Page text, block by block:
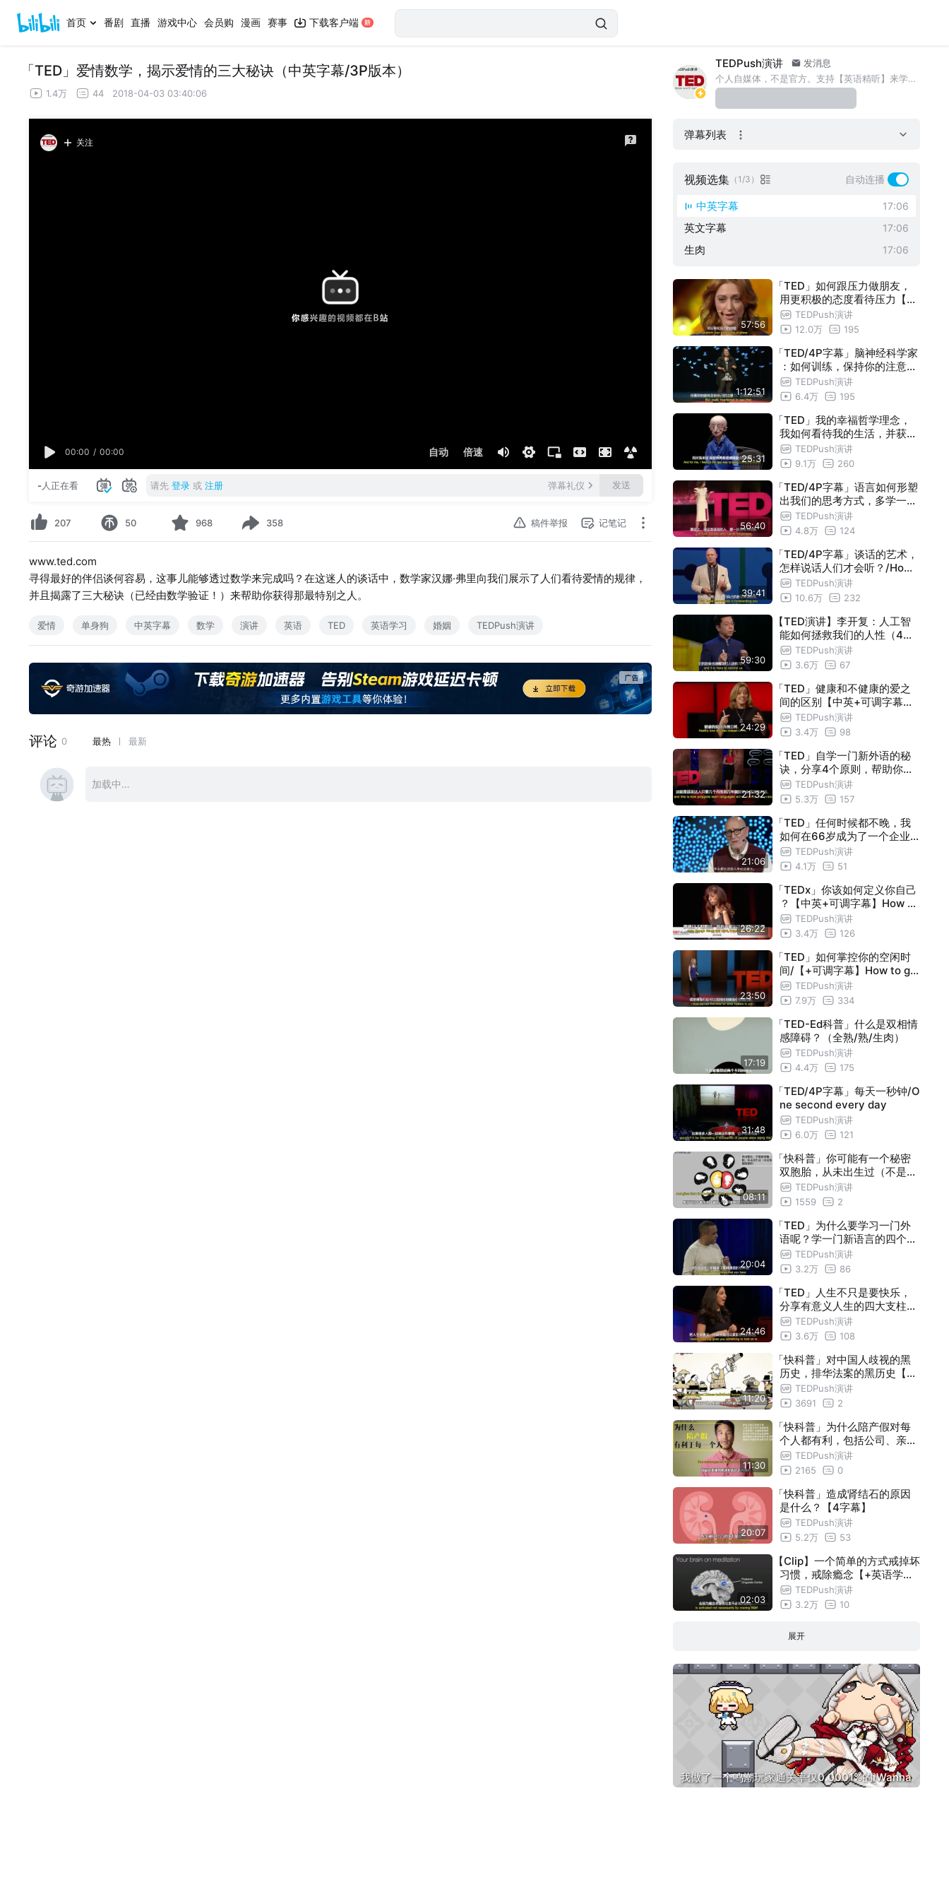
首页 番剧 直播 游戏中心 会员购 漫画 赛事 下载客户端
「TED」爱情数学，揭示爱情的三大秘诀（中英字幕/3P版本）
1.4万 44 2018-04-03 03:40:06
关注
00:00 / 00:00 自动 倍速
-人正在看 请先 登录 或 注册 弹幕礼仪 发送
207 50 968 358 稿件举报 记笔记
www.ted.com
寻得最好的伴侣谈何容易，这事儿能够透过数学来完成吗？在这迷人的谈话中，数学家汉娜·弗里向我们展示了人们看待爱情的规律，
并且揭露了三大秘诀（已经由数学验证！）来帮助你获得那最特别之人。
爱情 单身狗 中英字幕 数学 演讲 英语 TED 英语学习 婚姻 TEDPush演讲
TEDPush演讲
发消息
个人自媒体，不是官方。支持【英语精听】来学习英语，给大家提供视频以及学习材料，帮助大家深入学习。 最后，谢谢大家支持与理解。
弹幕列表
视频选集 （1/3） 自动连播
中英字幕 17:06
英文字幕 17:06
生肉 17:06
57:56
「TED」如何跟压力做朋友，
用更积极的态度看待压力【4
字幕】/How to make stress
your friend
TEDPush演讲
12.0万
195
1:12:51
「TED/4P字幕」脑神经科学家
：如何训练，保持你的注意力
? /How to tame your wande
ring mind
TEDPush演讲
6.4万
195
25:31
「TED」我的幸福哲学理念，
我如何看待我的生活，并获取
快乐【中英+可调字幕】My p
hilosophy for a happy life
TEDPush演讲
9.1万
260
56:40
「TED/4P字幕」语言如何形塑
出我们的思考方式，多学一门
语言的好处 /How language
shapes the way we think
TEDPush演讲
4.8万
124
39:41
「TED/4P字幕」谈话的艺术，
怎样说话人们才会听？/How t
o speak so that people wan
t to listen
TEDPush演讲
10.6万
232
59:30
【TED演讲】李开复：人工智
能如何拯救我们的人性（4字
幕）TEDPush演讲
3.6万
67
24:29
「TED」健康和不健康的爱之
间的区别【中英+可调字幕】
The difference between he
althy and unhealthy love
TEDPush演讲
3.4万
98
21:32
「TED」自学一门新外语的秘
诀，分享4个原则，帮助你更
好自学英语【中英+可调字幕
】
TEDPush演讲
5.3万
157
21:06
「TED」任何时候都不晚，我
如何在66岁成为了一个企业
家（中英字幕/3P版本）
TEDPush演讲
4.1万
51
26:22
「TEDx」你该如何定义你自己
？【中英+可调字幕】How do
you define yourself
TEDPush演讲
3.4万
126
23:50
「TED」如何掌控你的空闲时
间/【+可调字幕】How to gai
n control of your free time
TEDPush演讲
7.9万
334
17:19
「TED-Ed科普」什么是双相情
感障碍？（全熟/熟/生肉）
TEDPush演讲
4.4万
175
31:48
「TED/4P字幕」每天一秒钟/O
ne second every day
TEDPush演讲
6.0万
121
08:11
「快科普」你可能有一个秘密
双胞胎，从未出生过（不是你
想的那样）【中英+可调字幕
】
TEDPush演讲
1559
2
20:04
「TED」为什么要学习一门外
语呢？学一门新语言的四个理
由 【中英+可调字幕】/4 rea
sons to learn a new langua
TEDPush演讲
3.2万
86
24:46
「TED」人生不只是要快乐，
分享有意义人生的四大支柱【
中英+可调字幕】There's mo
re to life than being happy
TEDPush演讲
3.6万
108
11:20
「快科普」对中国人歧视的黑
历史，排华法案的黑历史【中
英+可调字幕】
TEDPush演讲
3691
2
11:30
「快科普」为什么陪产假对每
个人都有利，包括公司、亲子
关系、伴侣【中英+可调字幕
】
TEDPush演讲
2165
0
20:07
「快科普」造成肾结石的原因
是什么？【4字幕】
TEDPush演讲
5.2万
53
02:03
【Clip】一个简单的方式戒掉坏
习惯，戒除瘾念【+英语学习
】/A simple way to break a
bad habit
TEDPush演讲
3.2万
10
展开
我做了一个鸣潮玩家通关率仅0.0001%的iWanna